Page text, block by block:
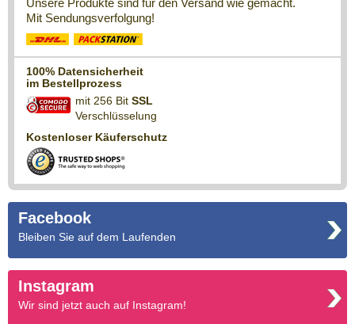
Mit Sendungsverfolgung!
100% Datensicherheit
im Bestellprozess
mit 256 Bit SSL
Verschlüsselung
Kostenloser Käuferschutz
Facebook
Bleiben Sie auf dem Laufenden
Instagram
Wir sind jetzt auch auf Instagram!